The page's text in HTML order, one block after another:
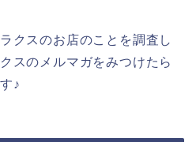
クスのお店のことを調査し
スのメルマガをみつけたら
♪